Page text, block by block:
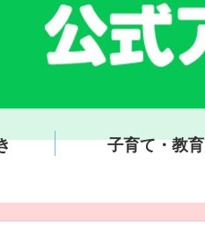
子育て・教育